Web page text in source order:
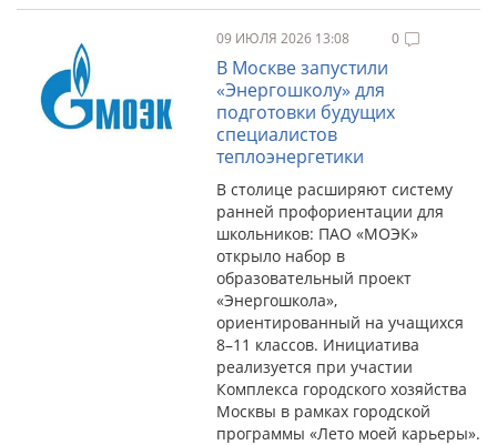
09 ИЮЛЯ 2026 13:08 0
В Москве запустили
«Энергошколу» для
подготовки будущих
специалистов
теплоэнергетики
В столице расширяют систему
ранней профориентации для
школьников: ПАО «МОЭК»
открыло набор в
образовательный проект
«Энергошкола»,
ориентированный на учащихся
8–11 классов. Инициатива
реализуется при участии
Комплекса городского хозяйства
Москвы в рамках городской
программы «Лето моей карьеры».